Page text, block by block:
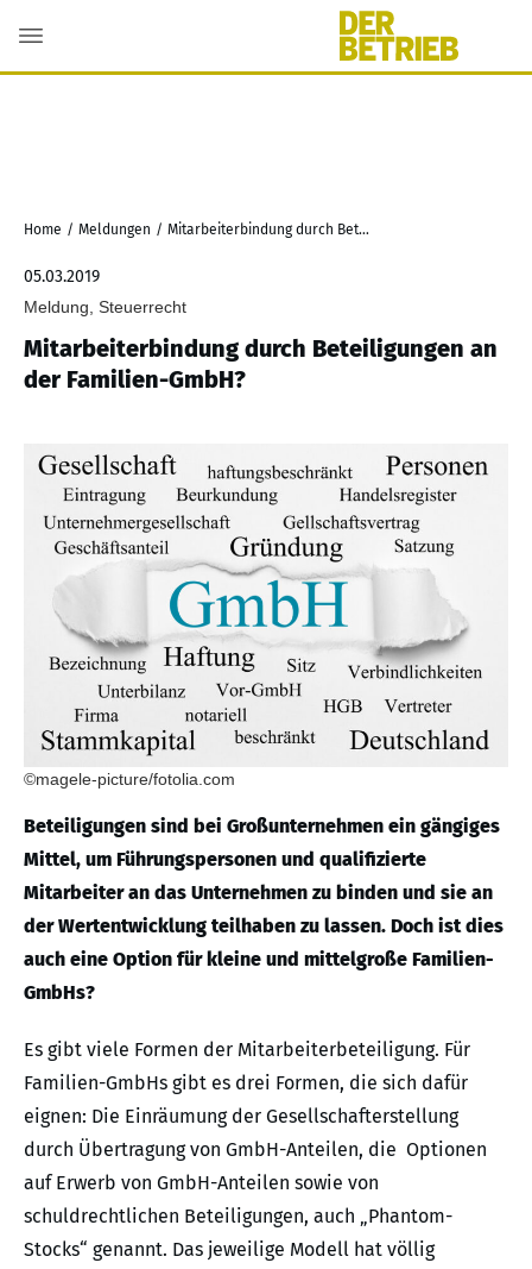
Home / Meldungen / Mitarbeiterbindung durch Beteiligungen an der Familien-GmbH?
05.03.2019
Meldung, Steuerrecht
Mitarbeiterbindung durch Beteiligungen an
der Familien-GmbH?
©magele-picture/fotolia.com
Beteiligungen sind bei Großunternehmen ein gängiges
Mittel, um Führungspersonen und qualifizierte
Mitarbeiter an das Unternehmen zu binden und sie an
der Wertentwicklung teilhaben zu lassen. Doch ist dies
auch eine Option für kleine und mittelgroße Familien-
GmbHs?
Es gibt viele Formen der Mitarbeiterbeteiligung. Für
Familien-GmbHs gibt es drei Formen, die sich dafür
eignen: Die Einräumung der Gesellschafterstellung
durch Übertragung von GmbH-Anteilen, die Optionen
auf Erwerb von GmbH-Anteilen sowie von
schuldrechtlichen Beteiligungen, auch „Phantom-
Stocks“ genannt. Das jeweilige Modell hat völlig